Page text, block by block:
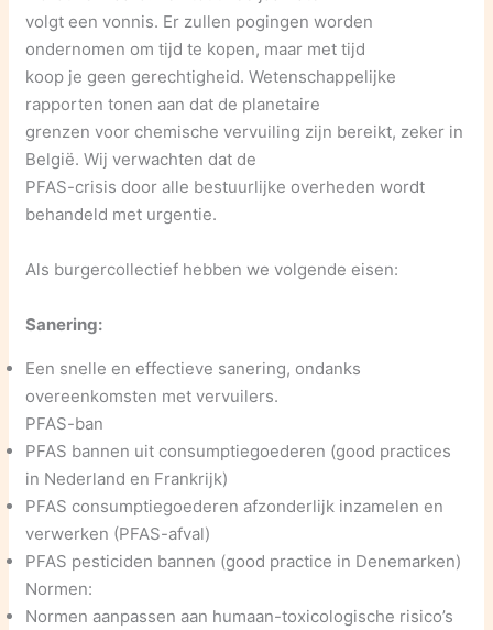
volgt een vonnis. Er zullen pogingen worden
ondernomen om tijd te kopen, maar met tijd
koop je geen gerechtigheid. Wetenschappelijke
rapporten tonen aan dat de planetaire
grenzen voor chemische vervuiling zijn bereikt, zeker in
België. Wij verwachten dat de
PFAS-crisis door alle bestuurlijke overheden wordt
behandeld met urgentie.
Als burgercollectief hebben we volgende eisen:
Sanering:
Een snelle en effectieve sanering, ondanks
overeenkomsten met vervuilers.
PFAS-ban
PFAS bannen uit consumptiegoederen (good practices
in Nederland en Frankrijk)
PFAS consumptiegoederen afzonderlijk inzamelen en
verwerken (PFAS-afval)
PFAS pesticiden bannen (good practice in Denemarken)
Normen:
Normen aanpassen aan humaan-toxicologische risico’s